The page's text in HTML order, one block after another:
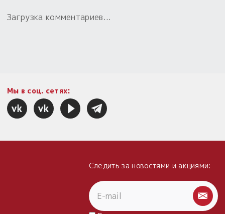
Загрузка комментариев...
Мы в соц. сетях:
Следить за новостями и акциями: